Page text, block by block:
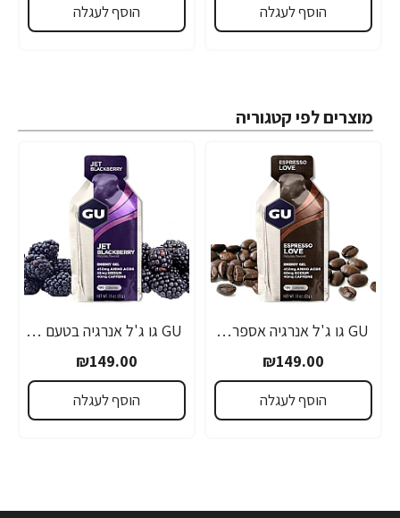
הוסף לעגלה הוסף לעגלה
מוצרים לפי קטגוריה
GU גו ג'ל אנרגיה אספרסו 32 גרם - 24 יחידות
₪149.00
הוסף לעגלה
GU גו ג'ל אנרגיה בטעם פטל שחור 32 גרם - 24 יחידות
₪149.00
הוסף לעגלה